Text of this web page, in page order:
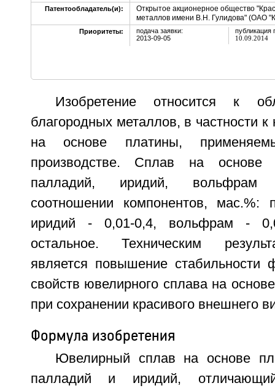
Патентообладатель(и):
Открытое акционерное общество
металлов имени В.Н. Гулидова" (ОАО
Приоритеты:
подача заявки:
2013-09-05
публикация
10.09.2014
Изобретение относится к
благородных металлов, в частности
на основе платины,
производстве. Сплав на основе
палладий, иридий,
соотношении компонентов, мас.%:
иридий - 0,01-0,4, вольфрам -
остальное. Техническим
является повышение стабильности
свойств ювелирного сплава на
при сохранении красивого внешнего
Формула изобретения
Ювелирный сплав на основе
палладий и иридий,